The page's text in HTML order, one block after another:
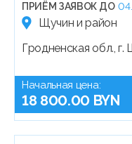
ПРИЁМ ЗАЯВОК ДО
Щучин и район
Гродненская обл.,
Начальная цена:
18 800.00 BYN